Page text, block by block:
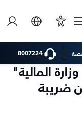
المالية"
ضريبة